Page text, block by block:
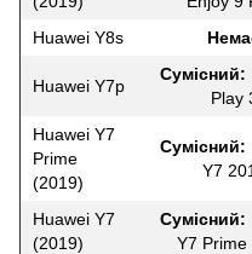
Huawei Y8s
Huawei Y7p
Сумісний:
Play
Huawei Y7
Prime
(2019)
Сумісний:
Y7
Huawei Y7
(2019)
Сумісний:
Y7 Prime